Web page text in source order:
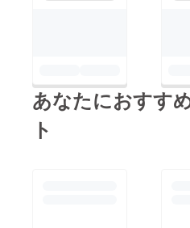
あなたにおすす
ト